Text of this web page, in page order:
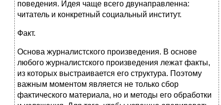
поведения. Идея чаще всего двунаправленна:
читатель и конкретный социальный институт.
Факт.
Основа журналистского произведения. В основе
любого журналистского произведения лежат факты,
из которых выстраивается его структура. Поэтому
важным моментом является не только сбор
фактического материала, но и методы его обработки